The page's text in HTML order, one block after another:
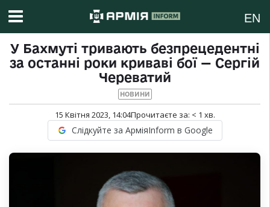
EN
У Бахмуті тривають безпрецедентні
за останні роки криваві бої — Сергій
Череватий
НОВИНИ
15 Квітня 2023, 14:04Прочитаєте за: < 1 хв.
Слідкуйте за АрміяInform в Google